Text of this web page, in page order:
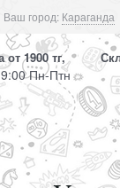
Ваш город: Караганда
от 1900 тг,
Пн-Птн